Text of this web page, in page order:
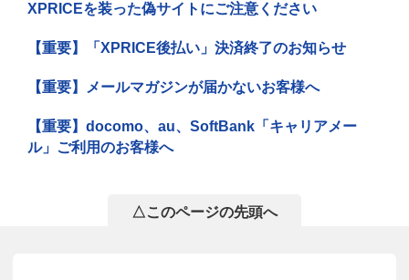
XPRICEを装った偽サイトにご注意ください
【重要】「XPRICE後払い」決済終了のお知らせ
【重要】メールマガジンが届かないお客様へ
【重要】docomo、au、SoftBank「キャリアメー
ル」ご利用のお客様へ
△このページの先頭へ